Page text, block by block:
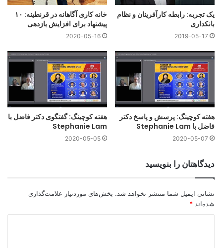
انواع کوچینگ رابطه
در اینجا چند نمونه از تخصص های کوچینگ رابطه آورده شده است:
یک تجربه: رابطه کارآفرینان و نظام
بانکداری
2019-05-17
خانه کاری آگاهانه در قرنطینه: ۱۰
پیشنهاد برای افزایش بازدهی
2020-05-16
هفته کوچینگ: پرسش و پاسخ دکتر
فاضل با Stephanie Lam
2020-05-07
هفته کوچینگ: گفتگوی دکتر فاضل با
Stephanie Lam
2020-05-05
دیدگاهتان را بنویسید
نشانی ایمیل شما منتشر نخواهد شد. بخش‌های موردنیاز علامت‌گذاری
شده‌اند *